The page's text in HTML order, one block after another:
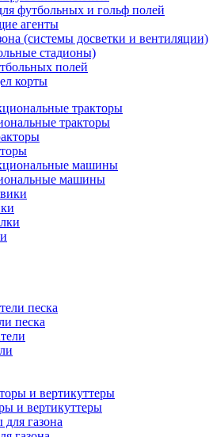
футбольных и гольф полей
агенты
(системы досветки и вентиляции)
стадионы)
полей
корты
тракторы
машины
песка
и вертикуттеры